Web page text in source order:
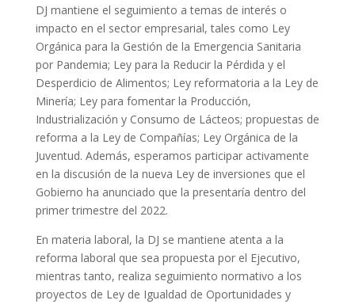
DJ mantiene el seguimiento a temas de interés o
impacto en el sector empresarial, tales como Ley
Orgánica para la Gestión de la Emergencia Sanitaria
por Pandemia; Ley para la Reducir la Pérdida y el
Desperdicio de Alimentos; Ley reformatoria a la Ley de
Minería; Ley para fomentar la Producción,
Industrialización y Consumo de Lácteos; propuestas de
reforma a la Ley de Compañías; Ley Orgánica de la
Juventud. Además, esperamos participar activamente
en la discusión de la nueva Ley de inversiones que el
Gobierno ha anunciado que la presentaría dentro del
primer trimestre del 2022.
En materia laboral, la DJ se mantiene atenta a la
reforma laboral que sea propuesta por el Ejecutivo,
mientras tanto, realiza seguimiento normativo a los
proyectos de Ley de Igualdad de Oportunidades y